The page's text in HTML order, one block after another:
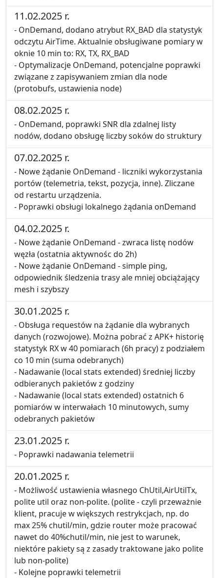
11.02.2025 r.
- OnDemand, dodano atrybut RX_BAD dla statystyk
odczytu AirTime. Aktualnie obsługiwane pomiary w
oknie 10 min to: RX, TX, RX_BAD
- Optymalizacje OnDemand, potencjalne poprawki
związane z zapisywaniem zmian dla node
(protobufs, ustawienia node)
08.02.2025 r.
- OnDemand, poprawki SNR dla zdalnej listy
nodów, dodano obsługę liczby soków do struktury
07.02.2025 r.
- Nowe żądanie OnDemand - liczniki wykorzystania
portów (telemetria, tekst, pozycja, inne). Zliczane
od restartu urządzenia.
- Poprawki obsługi lokalnego żądania onDemand
04.02.2025 r.
- Nowe żądanie OnDemand - zwraca listę nodów
węzła (ostatnia aktywnośc do 2h)
- Nowe żądanie OnDemand - simple ping,
odpowiednik śledzenia trasy ale mniej obciążający
mesh i szybszy
30.01.2025 r.
- Obsługa requestów na żądanie dla wybranych
danych (rozwojowe). Można pobrać z APK+ historię
statystyk RX w 40 pomiarach (6h pracy) z podziałem
co 10 min (suma odebranych)
- Nadawanie (local stats extended) średniej liczby
odbieranych pakietów z godziny
- Nadawanie (local stats extended) ostatnich 6
pomiarów w interwałach 10 minutowych, sumy
odebranych pakietów
23.01.2025 r.
- Poprawki nadawania telemetrii
20.01.2025 r.
- Możliwość ustawienia własnego ChUtil,AirUtilTx,
polite util oraz non-polite. (polite - czyli przeważnie
klient, pracuje w większych restrykcjach, np. do
max 25% chutil/min, gdzie router może pracować
nawet do 40%chutil/min, nie jest to warunek,
niektóre pakiety są z zasady traktowane jako polite
lub non-polite)
- Kolejne poprawki telemetrii